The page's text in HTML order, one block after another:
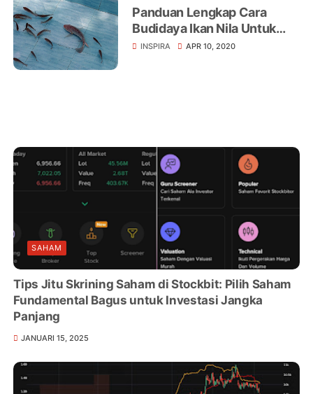
Panduan Lengkap Cara
Budidaya Ikan Nila Untuk
Pemula
INSPIRA APR 10, 2020
SAHAM
Tips Jitu Skrining Saham di Stockbit: Pilih Saham
Fundamental Bagus untuk Investasi Jangka
Panjang
JANUARI 15, 2025